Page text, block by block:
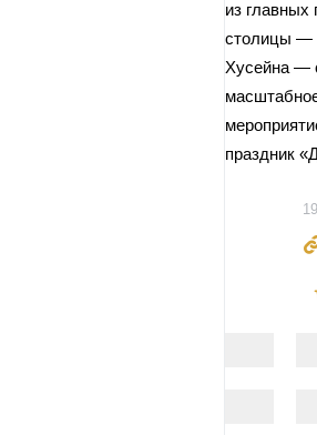
из главных
столицы —
Хусейна —
праздник